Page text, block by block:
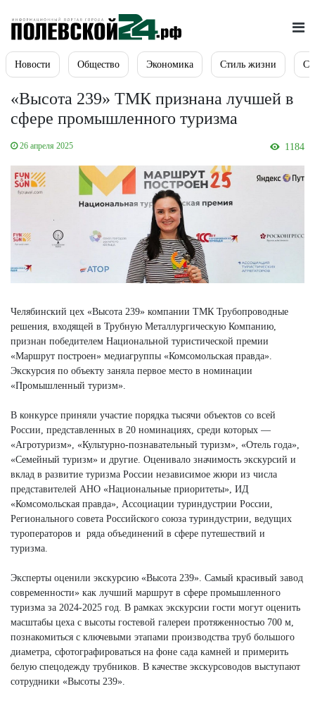
Новости Общество Экономика Стиль жизни
«Высота 239» ТМК признана лучшей в
сфере промышленного туризма
26 апреля 2025 1184
Челябинский цех «Высота 239» компании ТМК Трубопроводные
решения, входящей в Трубную Металлургическую Компанию,
признан победителем Национальной туристической премии
«Маршрут построен» медиагруппы «Комсомольская правда».
Экскурсия по объекту заняла первое место в номинации
«Промышленный туризм».
В конкурсе приняли участие порядка тысячи объектов со всей
России, представленных в 20 номинациях, среди которых —
«Агротуризм», «Культурно-познавательный туризм», «Отель года»,
«Семейный туризм» и другие. Оценивало значимость экскурсий и
вклад в развитие туризма России независимое жюри из числа
представителей АНО «Национальные приоритеты», ИД
«Комсомольская правда», Ассоциации туриндустрии России,
Регионального совета Российского союза туриндустрии, ведущих
туроператоров и ряда объединений в сфере путешествий и
туризма.
Эксперты оценили экскурсию «Высота 239». Самый красивый завод
современности» как лучший маршрут в сфере промышленного
туризма за 2024-2025 год. В рамках экскурсии гости могут оценить
масштабы цеха с высоты гостевой галереи протяженностью 700 м,
познакомиться с ключевыми этапами производства труб большого
диаметра, сфотографироваться на фоне сада камней и примерить
белую спецодежду трубников. В качестве экскурсоводов выступают
сотрудники «Высоты 239».